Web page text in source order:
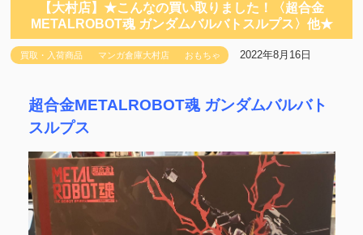
【大村店】★こんなの買い取りました！〈超合金
METALROBOT魂 ガンダムバルバトスルプス〉他★
買取・入荷商品 マンガ倉庫大村店 おもちゃ 2022年8月16日
超合金METALROBOT魂 ガンダムバルバト
スルプス